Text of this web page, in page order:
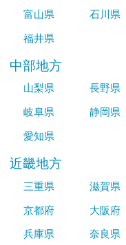
富山県
石川県
福井県
中部地方
山梨県
長野県
岐阜県
静岡県
愛知県
近畿地方
三重県
滋賀県
京都府
大阪府
兵庫県
奈良県